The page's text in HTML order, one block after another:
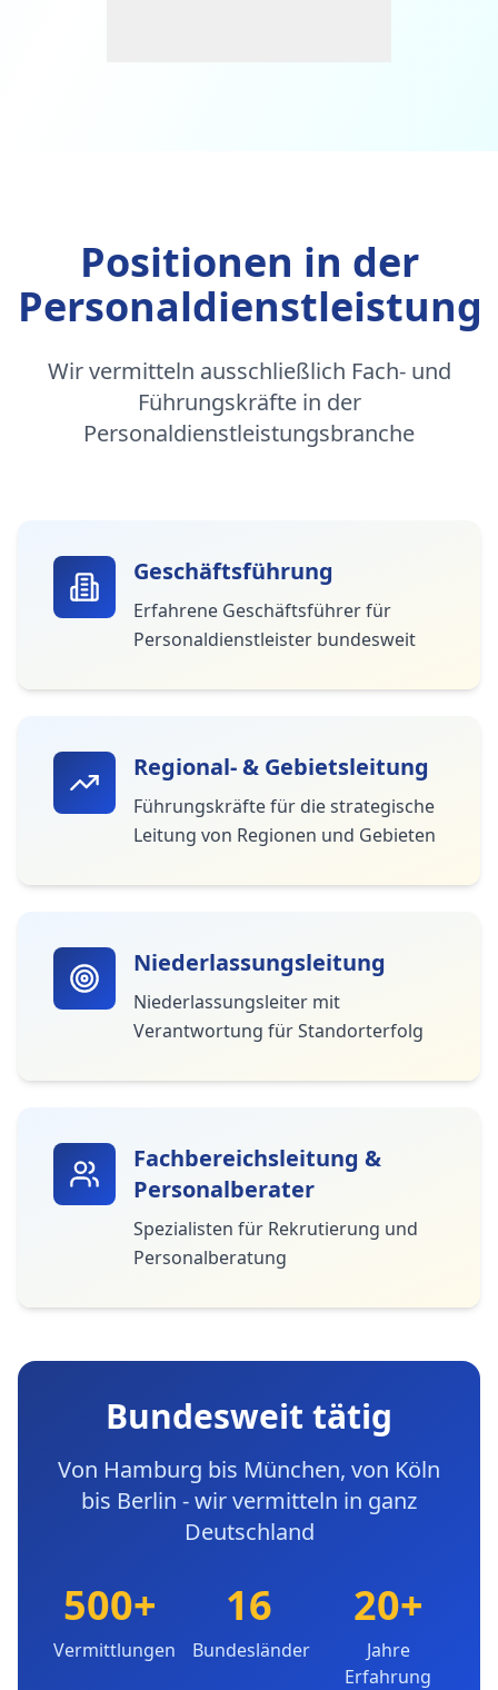
Positionen in der
Personaldienstleistung
Wir vermitteln ausschließlich Fach- und
Führungskräfte in der
Personaldienstleistungsbranche
Geschäftsführung
Erfahrene Geschäftsführer für
Personaldienstleister bundesweit
Regional- & Gebietsleitung
Führungskräfte für die strategische
Leitung von Regionen und Gebieten
Niederlassungsleitung
Niederlassungsleiter mit
Verantwortung für Standorterfolg
Fachbereichsleitung &
Personalberater
Spezialisten für Rekrutierung und
Personalberatung
Bundesweit tätig
Von Hamburg bis München, von Köln
bis Berlin - wir vermitteln in ganz
Deutschland
500+
Vermittlungen
16
Bundesländer
20+
Jahre
Erfahrung